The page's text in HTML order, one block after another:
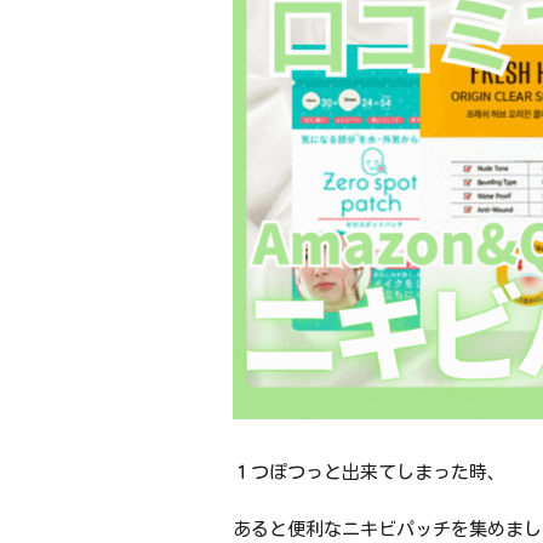
１つぽつっと出来てしまった時、
あると便利なニキビパッチを集めま